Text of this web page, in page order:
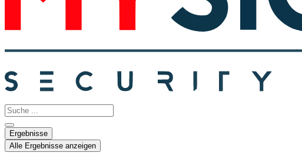
Ergebnisse
Alle Ergebnisse anzeigen